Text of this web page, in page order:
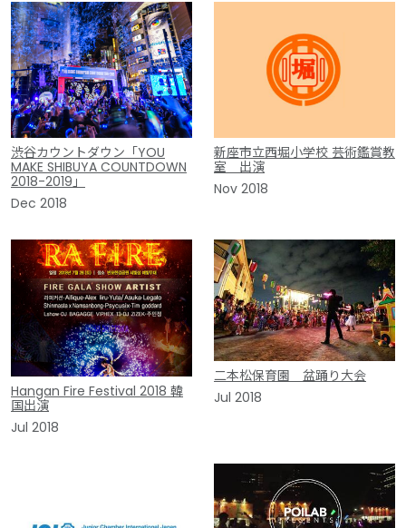
渋谷カウントダウン「YOU
MAKE SHIBUYA COUNTDOWN
2018-2019」
Dec 2018
新座市立西堀小学校 芸術鑑賞教
室 出演
Nov 2018
Hangan Fire Festival 2018 韓
国出演
Jul 2018
二本松保育園 盆踊り大会
Jul 2018